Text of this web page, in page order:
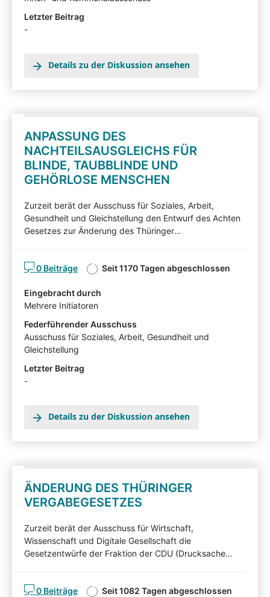
Gesichtspunkte hinweisen. Die von Sachverständigen,
Interessensvertretern und anderen Auskunftspersonen
Angehörten in der Beteiligtentransparenzdokumentation
Letzter Beitrag
-
Details zu der Diskussion ansehen
ANPASSUNG DES
NACHTEILSAUSGLEICHS FÜR
BLINDE, TAUBBLINDE UND
GEHÖRLOSE MENSCHEN
Zurzeit berät der Ausschuss für Soziales, Arbeit,
Gesundheit und Gleichstellung den Entwurf des Achten
Gesetzes zur Änderung des Thüringer
kommentieren. Diskutieren Sie mit! Mit Ihren Beiträgen,
auf die Arbeit des Ausschusses für Soziales, Arbeit,
Gesundheit und Gleichstellung nehmen und auf Ihnen
wichtige Gesichtspunkte hinweisen. Die von
Sachverständigen, Interessensvertretern und anderen
Auskunftspersonen im Rahmen eines
Anhörungsverfahrens eingereichten Stellungnahmen
können mit Zustimmung der Angehörten in der
Beteiligtentransparenzdokumentation eingesehen
0 Beiträge Seit 1170 Tagen abgeschlossen
Eingebracht durch
Mehrere Initiatoren
Federführender Ausschuss
Ausschuss für Soziales, Arbeit, Gesundheit und
Gleichstellung
Letzter Beitrag
-
Details zu der Diskussion ansehen
ÄNDERUNG DES THÜRINGER
VERGABEGESETZES
Zurzeit berät der Ausschuss für Wirtschaft,
Wissenschaft und Digitale Gesellschaft die
Gesetzentwürfe der Fraktion der CDU (Drucksache
Vergabegesetzes. Nachfolgend können Sie die
0 Beiträge Seit 1082 Tagen abgeschlossen